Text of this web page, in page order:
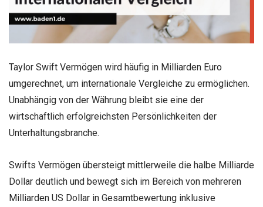
Taylor Swift Vermögen wird häufig in Milliarden Euro
umgerechnet, um internationale Vergleiche zu ermöglichen.
Unabhängig von der Währung bleibt sie eine der
wirtschaftlich erfolgreichsten Persönlichkeiten der
Unterhaltungsbranche.
Swifts Vermögen übersteigt mittlerweile die halbe Milliarde
Dollar deutlich und bewegt sich im Bereich von mehreren
Milliarden US Dollar in Gesamtbewertung inklusive